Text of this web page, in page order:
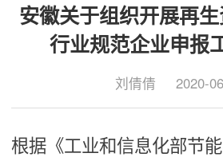
安徽关于组织开展再
行业规范企业申报
刘倩倩 2020-
根据《工业和信息化部节